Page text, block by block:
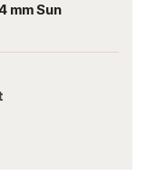
mm Sun